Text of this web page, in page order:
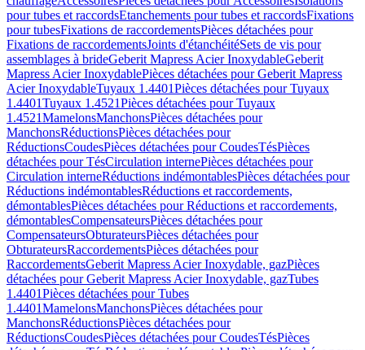
pour tubes et raccordsEtanchements pour tubes et raccordsFixations
pour tubesFixations de raccordementsPièces détachées pour
Fixations de raccordementsJoints d'étanchéitéSets de vis pour
assemblages à brideGeberit Mapress Acier InoxydableGeberit
Mapress Acier InoxydablePièces détachées pour Geberit Mapress
Acier InoxydableTuyaux 1.4401Pièces détachées pour Tuyaux
1.4401Tuyaux 1.4521Pièces détachées pour Tuyaux
1.4521MamelonsManchonsPièces détachées pour
ManchonsRéductionsPièces détachées pour
RéductionsCoudesPièces détachées pour CoudesTésPièces
détachées pour TésCirculation internePièces détachées pour
Circulation interneRéductions indémontablesPièces détachées pour
Réductions indémontablesRéductions et raccordements,
démontablesPièces détachées pour Réductions et raccordements,
démontablesCompensateursPièces détachées pour
CompensateursObturateursPièces détachées pour
ObturateursRaccordementsPièces détachées pour
RaccordementsGeberit Mapress Acier Inoxydable, gazPièces
détachées pour Geberit Mapress Acier Inoxydable, gazTubes
1.4401Pièces détachées pour Tubes
1.4401MamelonsManchonsPièces détachées pour
ManchonsRéductionsPièces détachées pour
RéductionsCoudesPièces détachées pour CoudesTésPièces